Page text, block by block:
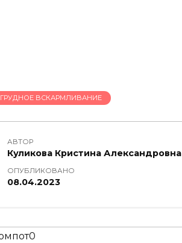
ГРУДНОЕ ВСКАРМЛИВАНИЕ
АВТОР
Куликова Кристина Александровна
ОПУБЛИКОВАНО
08.04.2023